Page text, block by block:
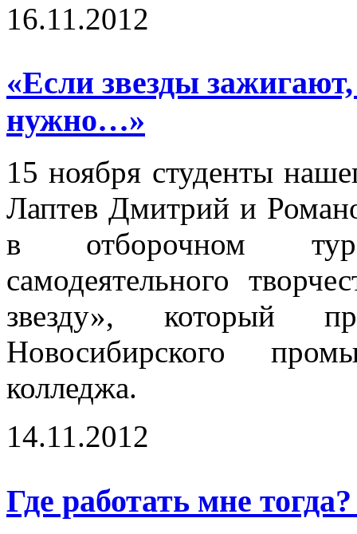
16.11.2012
«Если звезды
нужно…»
15 ноября студенты
Лаптев Дмитрий и
в отборочном
самодеятельного
звезду», который
Новосибирского
колледжа.
14.11.2012
Где работать мне